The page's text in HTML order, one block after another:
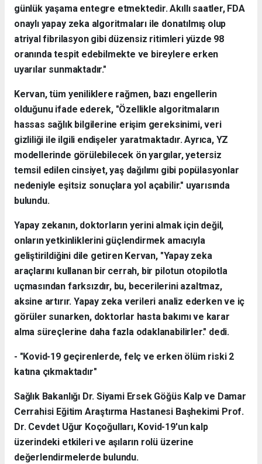
günlük yaşama entegre etmektedir. Akıllı saatler, FDA
onaylı yapay zeka algoritmaları ile donatılmış olup
atriyal fibrilasyon gibi düzensiz ritimleri yüzde 98
oranında tespit edebilmekte ve bireylere erken
uyarılar sunmaktadır."
Kervan, tüm yeniliklere rağmen, bazı engellerin
olduğunu ifade ederek, "Özellikle algoritmaların
hassas sağlık bilgilerine erişim gereksinimi, veri
gizliliği ile ilgili endişeler yaratmaktadır. Ayrıca, YZ
modellerinde görülebilecek ön yargılar, yetersiz
temsil edilen cinsiyet, yaş dağılımı gibi popülasyonlar
nedeniyle eşitsiz sonuçlara yol açabilir." uyarısında
bulundu.
Yapay zekanın, doktorların yerini almak için değil,
onların yetkinliklerini güçlendirmek amacıyla
geliştirildiğini dile getiren Kervan, "Yapay zeka
araçlarını kullanan bir cerrah, bir pilotun otopilotla
uçmasından farksızdır, bu, becerilerini azaltmaz,
aksine artırır. Yapay zeka verileri analiz ederken ve iç
görüler sunarken, doktorlar hasta bakımı ve karar
alma süreçlerine daha fazla odaklanabilirler." dedi.
- "Kovid-19 geçirenlerde, felç ve erken ölüm riski 2
katına çıkmaktadır"
Sağlık Bakanlığı Dr. Siyami Ersek Göğüs Kalp ve Damar
Cerrahisi Eğitim Araştırma Hastanesi Başhekimi Prof.
Dr. Cevdet Uğur Koçoğulları, Kovid-19'un kalp
üzerindeki etkileri ve aşıların rolü üzerine
değerlendirmelerde bulundu.